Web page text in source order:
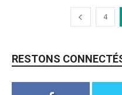
4
RESTONS